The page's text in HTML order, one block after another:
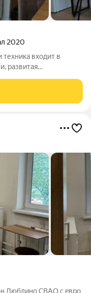
2020
входит в
развитая
подземный
Люблино СВАО с eвpo